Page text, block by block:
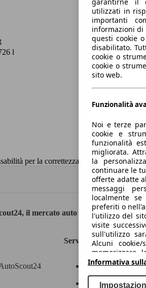
l
per la correttezza dei dati.
il mercato auto europeo.
Servizi
Contatti
Marche e modelli
utilizzati in
importanti
informazioni di
questi cookie
disabilitato.
cookie o
cookie o
sito web.
Funzionalità
Noi e terze
cookie e
funzionalità
migliorata.
la
continuare le
offerte adatte
messaggi
localmente
preferiti o
l'utilizzo del
visite
sull'utilizzo
Alcuni
memorizzare
finanziamento
Informativa